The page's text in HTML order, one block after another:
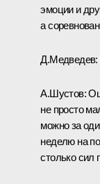
эмоции и
а
Д.Медведев:
А.Шустов:
не просто
можно за
неделю на
столько сил